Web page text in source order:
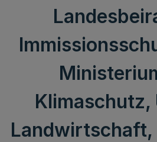
Klimaschutz,
Landwirtschaft,